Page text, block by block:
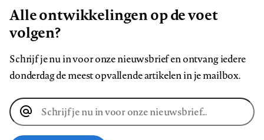
Alle ontwikkelingen op de voet
volgen?
Schrijf je nu in voor onze nieuwsbrief en ontvang iedere
donderdag de meest opvallende artikelen in je mailbox.
E-
mailadres